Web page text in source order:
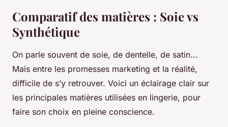
Comparatif des matières : Soie vs
Synthétique
On parle souvent de soie, de dentelle, de satin…
Mais entre les promesses marketing et la réalité,
difficile de s’y retrouver. Voici un éclairage clair sur
les principales matières utilisées en lingerie, pour
faire son choix en pleine conscience.